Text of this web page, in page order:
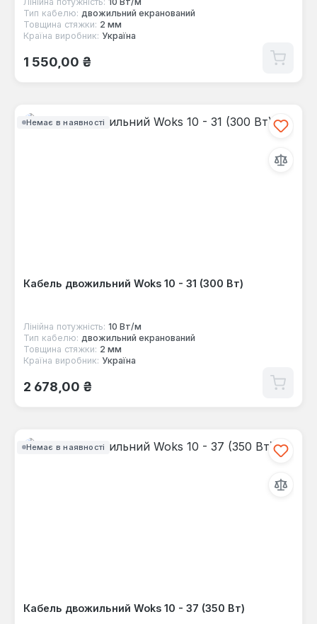
Тип кабелю: двожильний екранований
Товщина стяжки: 2 мм
Країна виробник: Україна
Звичайна ціна:
1 550,00 ₴
Немає в наявності
Кабель двожильний Woks 10 - 31 (300 Вт)
Лінійна потужність: 10 Вт/м
Тип кабелю: двожильний екранований
Товщина стяжки: 2 мм
Країна виробник: Україна
Звичайна ціна:
2 678,00 ₴
Немає в наявності
Кабель двожильний Woks 10 - 37 (350 Вт)